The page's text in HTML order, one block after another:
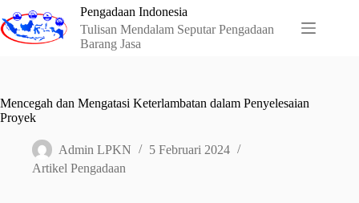
to
content
Pengadaan Indonesia
Tulisan Mendalam Seputar Pengadaan
Barang Jasa
Mencegah dan Mengatasi Keterlambatan dalam Penyelesaian
Proyek
Admin LPKN
5 Februari 2024
Artikel Pengadaan